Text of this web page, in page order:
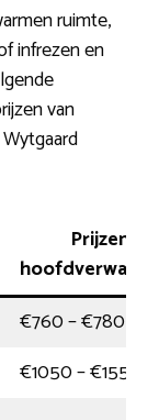
ruimte,
infrezen en
van
Prijzen
€760 – €780
€1050 – €1550